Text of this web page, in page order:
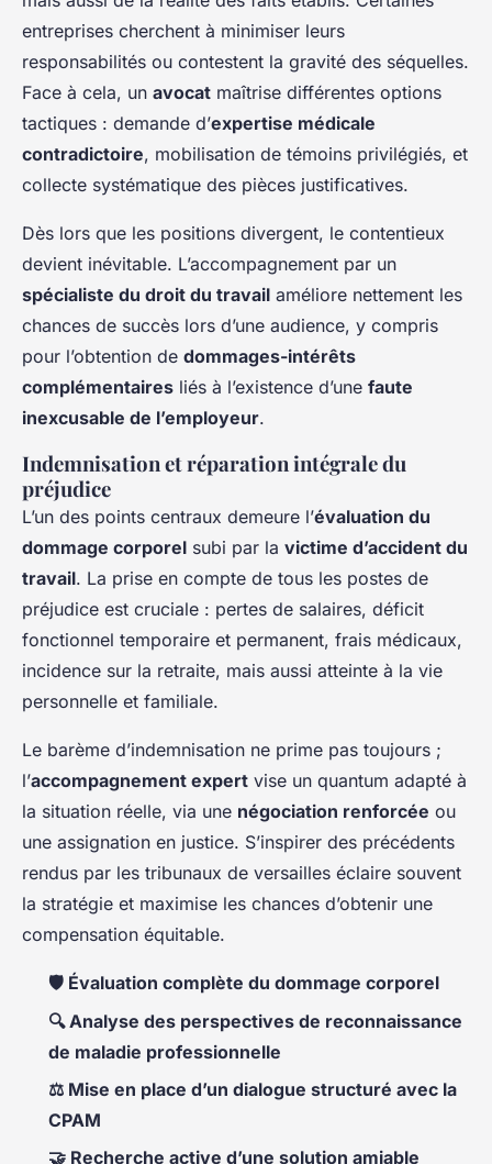
entreprises cherchent à minimiser leurs
responsabilités ou contestent la gravité des séquelles.
Face à cela, un avocat maîtrise différentes options
tactiques : demande d’expertise médicale
contradictoire, mobilisation de témoins privilégiés, et
collecte systématique des pièces justificatives.
Dès lors que les positions divergent, le contentieux
devient inévitable. L’accompagnement par un
spécialiste du droit du travail améliore nettement les
chances de succès lors d’une audience, y compris
pour l’obtention de dommages-intérêts
complémentaires liés à l’existence d’une faute
inexcusable de l’employeur.
Indemnisation et réparation intégrale du
préjudice
L’un des points centraux demeure l’évaluation du
dommage corporel subi par la victime d’accident du
travail. La prise en compte de tous les postes de
préjudice est cruciale : pertes de salaires, déficit
fonctionnel temporaire et permanent, frais médicaux,
incidence sur la retraite, mais aussi atteinte à la vie
personnelle et familiale.
Le barème d’indemnisation ne prime pas toujours ;
l’accompagnement expert vise un quantum adapté à
la situation réelle, via une négociation renforcée ou
une assignation en justice. S’inspirer des précédents
rendus par les tribunaux de versailles éclaire souvent
la stratégie et maximise les chances d’obtenir une
compensation équitable.
🛡️ Évaluation complète du dommage corporel
🔍 Analyse des perspectives de reconnaissance
de maladie professionnelle
⚖️ Mise en place d’un dialogue structuré avec la
CPAM
🤝 Recherche active d’une solution amiable